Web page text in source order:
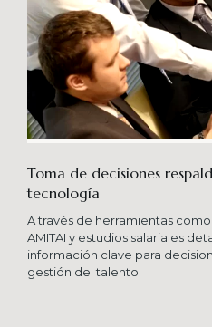
Toma de decisiones
tecnología​
A través de herramientas
AMITAI y estudios salariales
información clave para
gestión del talento.